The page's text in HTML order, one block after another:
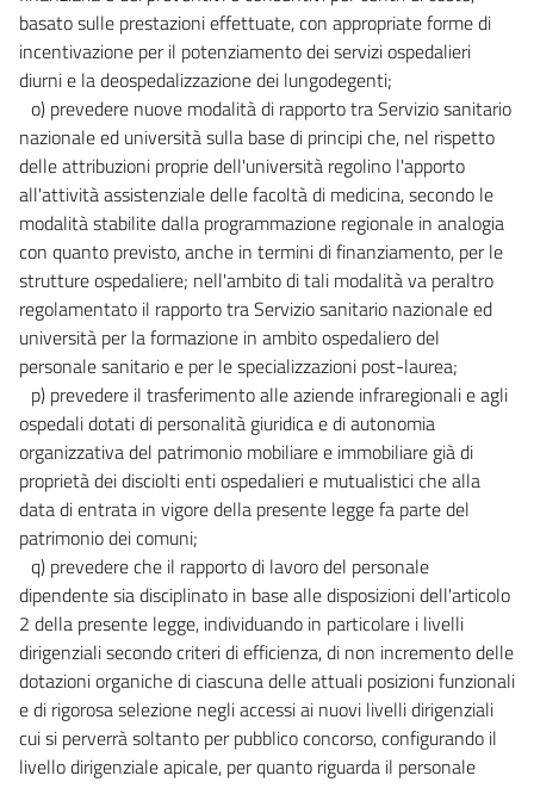
basato sulle prestazioni effettuate, con appropriate forme di
incentivazione per il potenziamento dei servizi ospedalieri
diurni e la deospedalizzazione dei lungodegenti;
o) prevedere nuove modalità di rapporto tra Servizio sanitario
nazionale ed università sulla base di principi che, nel rispetto
delle attribuzioni proprie dell'università regolino l'apporto
all'attività assistenziale delle facoltà di medicina, secondo le
modalità stabilite dalla programmazione regionale in analogia
con quanto previsto, anche in termini di finanziamento, per le
strutture ospedaliere; nell'ambito di tali modalità va peraltro
regolamentato il rapporto tra Servizio sanitario nazionale ed
università per la formazione in ambito ospedaliero del
personale sanitario e per le specializzazioni post-laurea;
p) prevedere il trasferimento alle aziende infraregionali e agli
ospedali dotati di personalità giuridica e di autonomia
organizzativa del patrimonio mobiliare e immobiliare già di
proprietà dei disciolti enti ospedalieri e mutualistici che alla
data di entrata in vigore della presente legge fa parte del
patrimonio dei comuni;
q) prevedere che il rapporto di lavoro del personale
dipendente sia disciplinato in base alle disposizioni dell'articolo
2 della presente legge, individuando in particolare i livelli
dirigenziali secondo criteri di efficienza, di non incremento delle
dotazioni organiche di ciascuna delle attuali posizioni funzionali
e di rigorosa selezione negli accessi ai nuovi livelli dirigenziali
cui si perverrà soltanto per pubblico concorso, configurando il
livello dirigenziale apicale, per quanto riguarda il personale